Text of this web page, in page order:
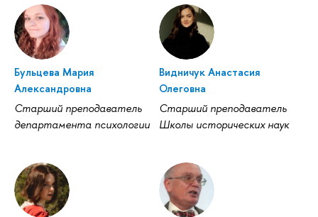
Бульцева Мария
Александровна
Старший преподаватель
департамента психологии
Видничук Анастасия
Олеговна
Старший преподаватель
Школы исторических наук